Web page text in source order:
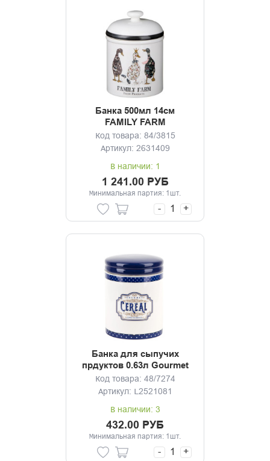
Банка 500мл 14см
FAMILY FARM
Код товара: 84/3815
Артикул: 2631409
В наличии: 1
1 241.00 РУБ
Минимальная партия: 1шт.
- +
Банка для сыпучих
прдуктов 0.63л Gourmet
Код товара: 48/7274
Артикул: L2521081
В наличии: 3
432.00 РУБ
Минимальная партия: 1шт.
- +